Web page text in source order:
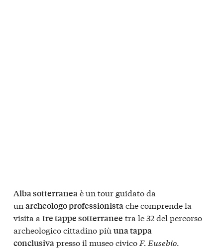
Alba sotterraneaè un tour guidato da
un archeologo professionistache comprende la
visita a tre tappe sotterranee tra le 32 del percorso
archeologico cittadino più una tappa
conclusivapresso il museo civico F. Eusebio.